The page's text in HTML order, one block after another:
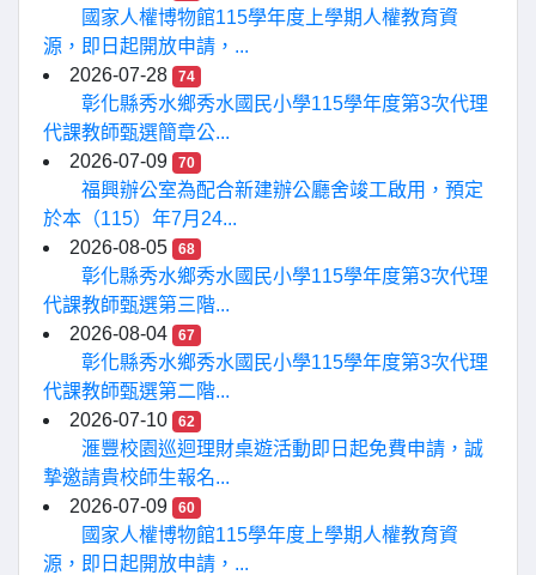
國家人權博物館115學年度上學期人權教育資
源，即日起開放申請，...
2026-07-28
74
彰化縣秀水鄉秀水國民小學115學年度第3次代理
代課教師甄選簡章公...
2026-07-09
70
福興辦公室為配合新建辦公廳舍竣工啟用，預定
於本（115）年7月24...
2026-08-05
68
彰化縣秀水鄉秀水國民小學115學年度第3次代理
代課教師甄選第三階...
2026-08-04
67
彰化縣秀水鄉秀水國民小學115學年度第3次代理
代課教師甄選第二階...
2026-07-10
62
滙豐校園巡迴理財桌遊活動即日起免費申請，誠
摯邀請貴校師生報名...
2026-07-09
60
國家人權博物館115學年度上學期人權教育資
源，即日起開放申請，...